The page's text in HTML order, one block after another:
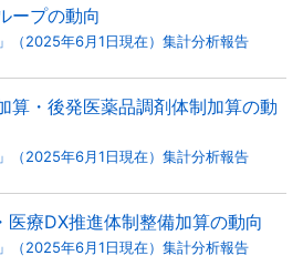
ープの動向
（2025年6月1日現在）集計分析報告
・後発医薬品調剤体制加算の動
（2025年6月1日現在）集計分析報告
療DX推進体制整備加算の動向
（2025年6月1日現在）集計分析報告